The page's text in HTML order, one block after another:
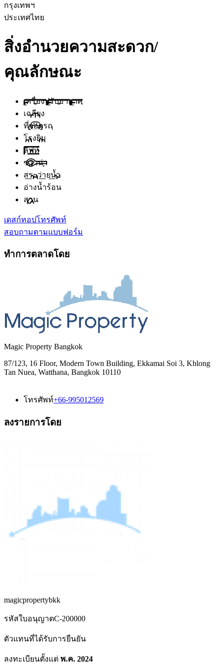
กรุงเทพฯ
ประเทศไทย
สิ่งอำนวยความสะดวก/
คุณลักษณะ
เครื่องปรับอากาศ
เฉลียง
ที่จอดรถ
โรงยิม
ลิฟท์
ซาวน่า
สระว่ายน้ำ
อ่างน้ำร้อน
สวน
เดสก์ทอปโทรศัพท์
สอบถามตามแบบฟอร์ม
ทำการตลาดโดย
Magic Property Bangkok
87/123, 16 Floor, Modern Town Building, Ekkamai Soi 3, Khlong
Tan Nuea, Watthana, Bangkok 10110
โทรศัพท์+66-995012569
ลงรายการโดย
magicpropertybkk
รหัสใบอนุญาตC-200000
ตัวแทนที่ได้รับการยืนยัน
ลงทะเบียนตั้งแต่ พ.ค. 2024